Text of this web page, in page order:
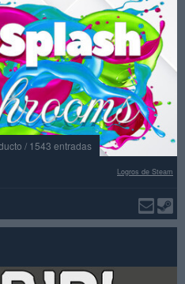
/ 1543 entradas
Logros de Steam